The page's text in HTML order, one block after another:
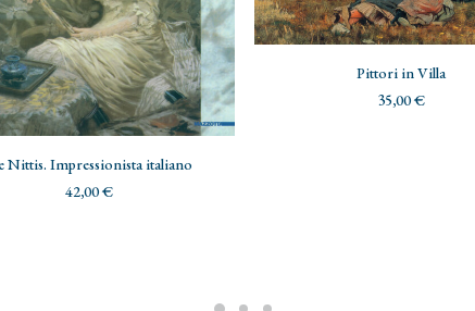
AGGIUNGI AL CARRELLO
Nittis. Impressionista italiano
42,00€
AGGIUNGI AL CARRELLO
Pittori in Villa
35,00€